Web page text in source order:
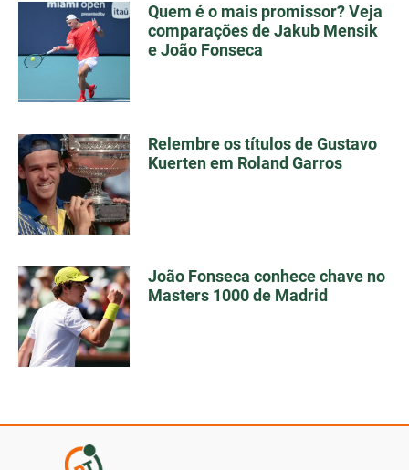
Quem é o mais promissor? Veja
comparações de Jakub Mensik
e João Fonseca
Relembre os títulos de Gustavo
Kuerten em Roland Garros
João Fonseca conhece chave no
Masters 1000 de Madrid